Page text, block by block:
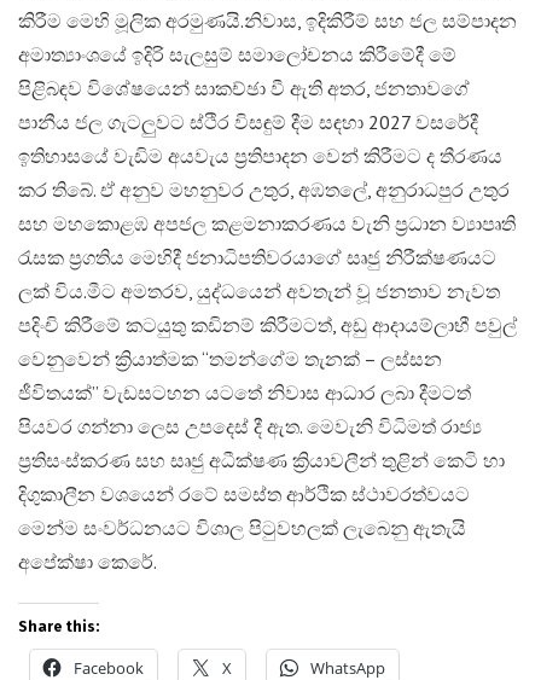
කිරීම මෙහි මූලික අරමුණයි.​නිවාස, ඉදිකිරීම් සහ ජල සම්පාදන
අමාත්‍යාංශයේ ඉදිරි සැලසුම් සමාලෝචනය කිරීමේදී මේ
පිළිබඳව විශේෂයෙන් සාකච්ඡා වී ඇති අතර, ජනතාවගේ
පානීය ජල ගැටලුවට ස්ථිර විසඳුම් දීම සඳහා 2027 වසරේදී
ඉතිහාසයේ වැඩිම අයවැය ප්‍රතිපාදන වෙන් කිරීමට ද තීරණය
කර තිබේ. ඒ අනුව මහනුවර උතුර, අඹතලේ, අනුරාධපුර උතුර
සහ මහකොළඹ අපජල කළමනාකරණය වැනි ප්‍රධාන ව්‍යාපෘති
රැසක ප්‍රගතිය මෙහිදී ජනාධිපතිවරයාගේ සෘජු නිරීක්ෂණයට
ලක් විය.​මීට අමතරව, යුද්ධයෙන් අවතැන් වූ ජනතාව නැවත
පදිංචි කිරීමේ කටයුතු කඩිනම් කිරීමටත්, අඩු ආදායම්ලාභී පවුල්
වෙනුවෙන් ක්‍රියාත්මක “තමන්ගේම තැනක් – ලස්සන
ජීවිතයක්” වැඩසටහන යටතේ නිවාස ආධාර ලබා දීමටත්
පියවර ගන්නා ලෙස උපදෙස් දී ඇත. මෙවැනි විධිමත් රාජ්‍ය
ප්‍රතිසංස්කරණ සහ සෘජු අධීක්ෂණ ක්‍රියාවලීන් තුළින් කෙටි හා
දිගුකාලීන වශයෙන් රටේ සමස්ත ආර්ථික ස්ථාවරත්වයට
මෙන්ම සංවර්ධනයට විශාල පිටුවහලක් ලැබෙනු ඇතැයි
අපේක්ෂා කෙරේ.
Share this:
Facebook X WhatsApp